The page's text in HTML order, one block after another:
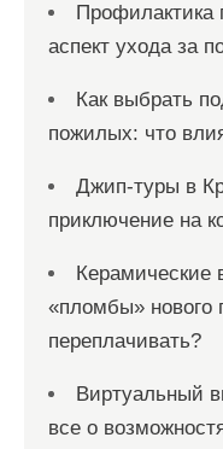
Профилактика
аспект ухода за
Как выбрать
пожилых: что
Джип-туры в
приключение на
Керамические
«пломбы» нового
переплачивать?
Виртуальный
все о